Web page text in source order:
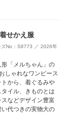
せかえ服
No：S8773 ／ 2026年
「メルちゃん」の
しゃれなワンピース
から、着ぐるみや
イル、きものとは
などデザイン豊富
代つきの実物大の